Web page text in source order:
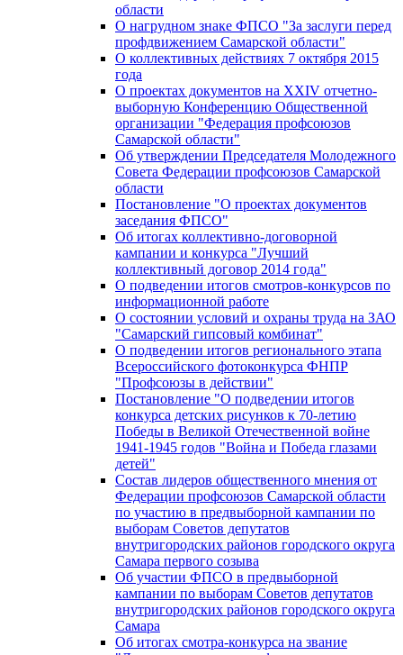
области
О нагрудном знаке ФПСО "За заслуги перед
профдвижением Самарской области"
О коллективных действиях 7 октября 2015
года
О проектах документов на XXIV отчетно-
выборную Конференцию Общественной
организации "Федерация профсоюзов
Самарской области"
Об утверждении Председателя Молодежного
Совета Федерации профсоюзов Самарской
области
Постановление "О проектах документов
заседания ФПСО"
Об итогах коллективно-договорной
кампании и конкурса "Лучший
коллективный договор 2014 года"
О подведении итогов смотров-конкурсов по
информационной работе
О состоянии условий и охраны труда на ЗАО
"Самарский гипсовый комбинат"
О подведении итогов регионального этапа
Всероссийского фотоконкурса ФНПР
"Профсоюзы в действии"
Постановление "О подведении итогов
конкурса детских рисунков к 70-летию
Победы в Великой Отечественной войне
1941-1945 годов "Война и Победа глазами
детей"
Состав лидеров общественного мнения от
Федерации профсоюзов Самарской области
по участию в предвыборной кампании по
выборам Советов депутатов
внутригородских районов городского округа
Самара первого созыва
Об участии ФПСО в предвыборной
кампании по выборам Советов депутатов
внутригородских районов городского округа
Самара
Об итогах смотра-конкурса на звание